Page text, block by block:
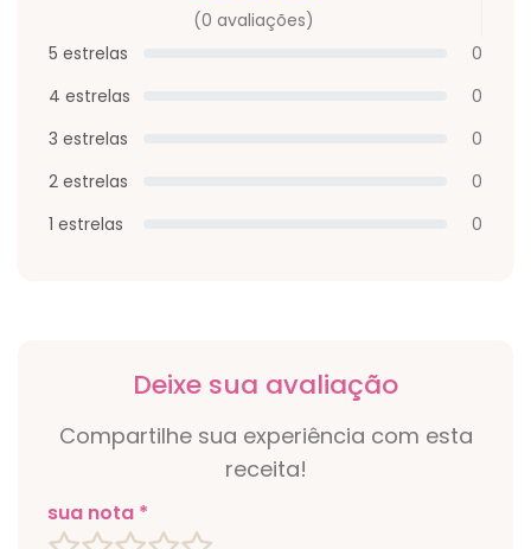
(0 avaliações)
5 estrelas
0
4 estrelas
0
3 estrelas
0
2 estrelas
0
1 estrelas
0
Deixe sua avaliação
Compartilhe sua experiência com esta
receita!
sua nota *